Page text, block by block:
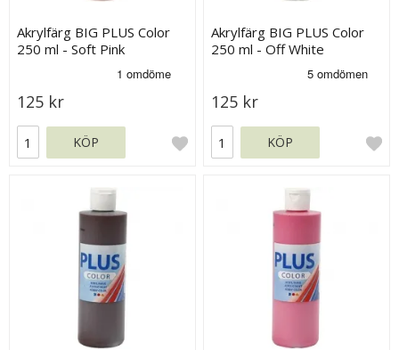
Akrylfärg BIG PLUS Color
250 ml - Soft Pink
125 kr
KÖP
Akrylfärg BIG PLUS Color
250 ml - Off White
125 kr
KÖP